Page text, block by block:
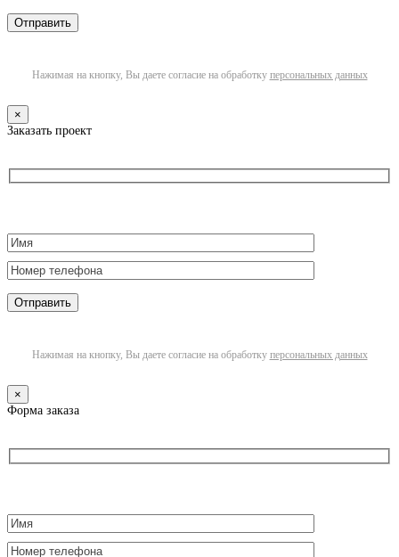
Нажимая на кнопку, Вы даете согласие на обработку персональных данных
×
Заказать проект
Нажимая на кнопку, Вы даете согласие на обработку персональных данных
×
Форма заказа